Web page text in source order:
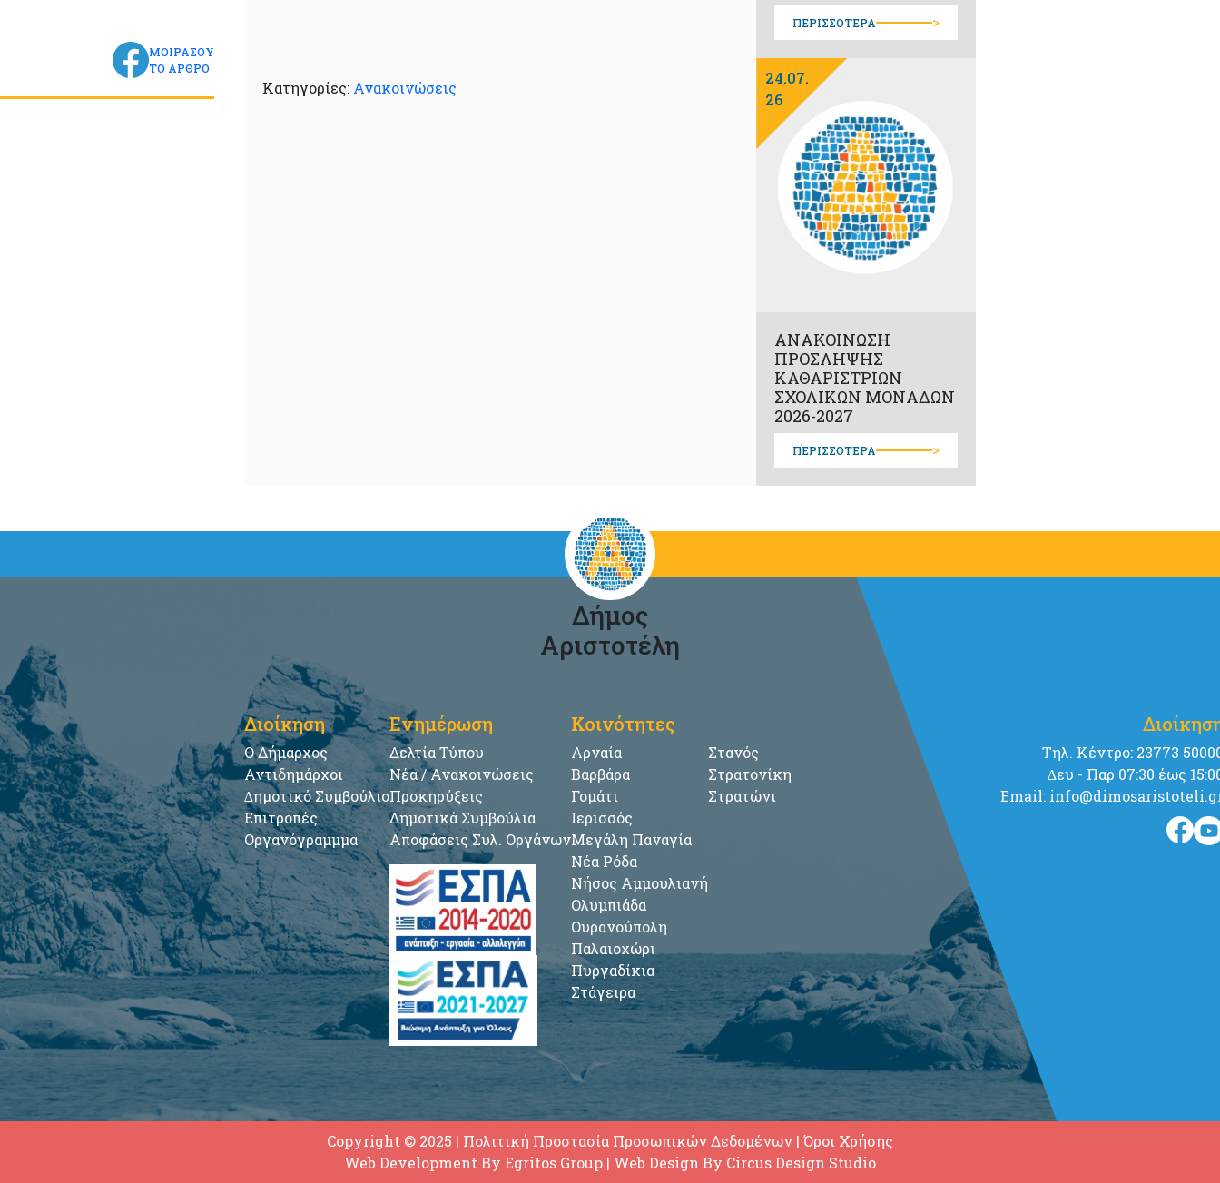
Κατηγορίες: Ανακοινώσεις
ΜΟΙΡΑΣΟΥ
ΤΟ ΑΡΘΡΟ
ΠΕΡΙΣΣΟΤΕΡΑ >
24.07.
26
ΑΝΑΚΟΙΝΩΣΗ
ΠΡΟΣΛΗΨΗΣ
ΚΑΘΑΡΙΣΤΡΙΩΝ
ΣΧΟΛΙΚΩΝ ΜΟΝΑΔΩΝ
2026-2027
ΠΕΡΙΣΣΟΤΕΡΑ >
Δήμος
Αριστοτέλη
Διοίκηση
Ο Δήμαρχος
Αντιδημάρχοι
∆ημοτικό Συμβούλιο
Επιτροπές
Οργανόγραμμμα
Ενημέρωση
Δελτία Τύπου
Νέα / Ανακοινώσεις
Προκηρύξεις
Δημοτικά Συμβούλια
Αποφάσεις Συλ. Οργάνων
Κοινότητες
Αρναία
Βαρβάρα
Γομάτι
Ιερισσός
Μεγάλη Παναγία
Νέα Ρόδα
Νήσος Αμμουλιανή
Ολυμπιάδα
Ουρανούπολη
Παλαιοχώρι
Πυργαδίκια
Στάγειρα
Στανός
Στρατονίκη
Στρατώνι
Tηλ. Κέντρο: 23773
∆ευ - Παρ 07:30 έως
Email:
Copyright © 2025 | Πολιτική Προστασία Προσωπικών Δεδομένων | Όροι Χρήσης
Web Development By Egritos Group | Web Design By Circus Design Studio